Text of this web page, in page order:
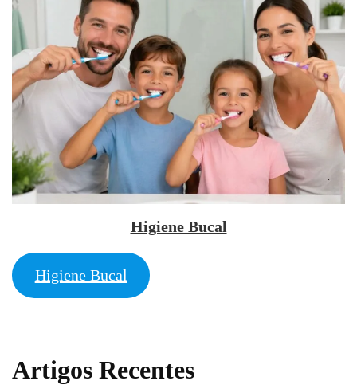
Higiene Bucal
Higiene Bucal
Artigos Recentes